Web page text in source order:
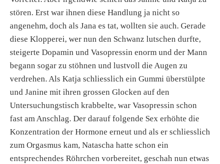
stören. Erst war ihnen diese Handlung ja nicht so
angenehm, doch als Jana es tat, wollten sie auch. Gerade
diese Klopperei, wer nun den Schwanz lutschen durfte,
steigerte Dopamin und Vasopressin enorm und der Mann
begann sogar zu stöhnen und lustvoll die Augen zu
verdrehen. Als Katja schliesslich ein Gummi überstülpte
und Janine mit ihren grossen Glocken auf den
Untersuchungstisch krabbelte, war Vasopressin schon
fast am Anschlag. Der darauf folgende Sex erhöhte die
Konzentration der Hormone erneut und als er schliesslich
zum Orgasmus kam, Natascha hatte schon ein
entsprechendes Röhrchen vorbereitet, geschah nun etwas